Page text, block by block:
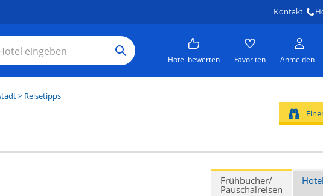
Kontakt
Hotel bewerten Favoriten Anmelden
> Reisetipps
Frühbucher/
Pauschalreisen